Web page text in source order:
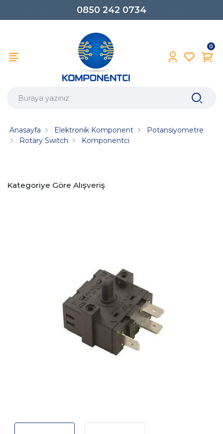
0850 242 0734
0
Anasayfa Elektronik Komponent
Potansiyometre
Rotary Switch
Komponentci
Kategoriye Göre Alışveriş